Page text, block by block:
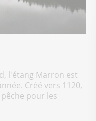
l'étang Marron est
Créé vers 1120,
pour les